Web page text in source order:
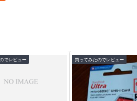
でレビュー 買ってみたのでレビュー